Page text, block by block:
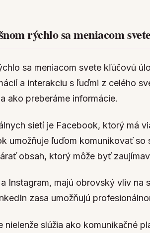
rýchlo sa meniacom svete
sa meniacom svete kľúčovú
a interakciu s ľuďmi z celého
ako preberáme informácie.
sietí je Facebook, ktorý má
umožňuje ľuďom komunikovať so
obsah, ktorý môže byť
Instagram, majú obrovský vliv na
zasa umožňujú
slúžia ako komunikačné